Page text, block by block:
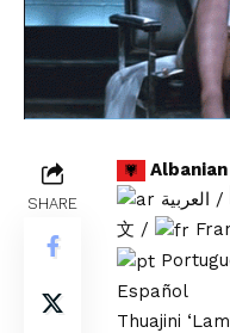
SHARE
Albanian
العربية /
文 /
Español
Thuajini